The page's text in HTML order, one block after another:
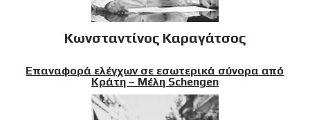
Κωνσταντίνος Καραγάτσος
Επαναφορά ελέγχων σε εσωτερικά σύνορα από
Κράτη – Μέλη Schengen